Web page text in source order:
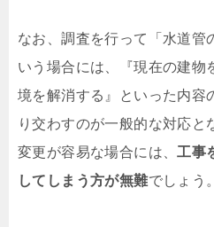
なお、調査を行って「水道管
いう場合には、『現在の建物
境を解消する』といった内容
り交わすのが一般的な対応と
変更が容易な場合には、工事
してしまう方が無難でしょう。